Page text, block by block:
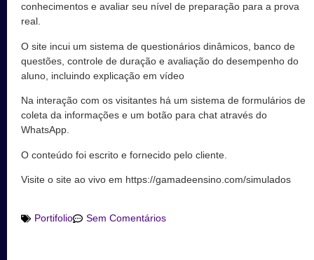
conhecimentos e avaliar seu nível de preparação para a prova
real.
O site incui um sistema de questionários dinâmicos, banco de
questões, controle de duração e avaliação do desempenho do
aluno, incluindo explicação em vídeo
Na interação com os visitantes há um sistema de formulários de
coleta da informações e um botão para chat através do
WhatsApp.
O conteúdo foi escrito e fornecido pelo cliente.
Visite o site ao vivo em https://gamadeensino.com/simulados
Portifolio Sem Comentários